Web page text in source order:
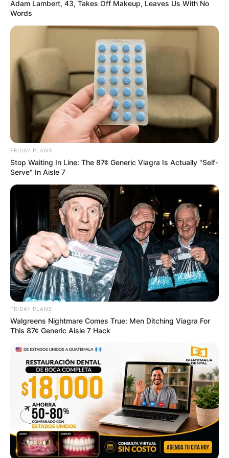
The Way You Sit Could Expose Your True Personality
BRAINBERRIES
8 Movies Based On Real Stories That Give Us
Shivers
BRAINBERRIES
Tropes Hollywood Invented That Have Nothing To Do
With Reality
Adam Lambert, 43, Takes Off Makeup, Leaves Us With No
Words
FRIDAY PLANS
Stop Waiting In Line: The 87¢ Generic Viagra Is Actually "Self-
Serve" In Aisle 7
FRIDAY PLANS
Walgreens Nightmare Comes True: Men Ditching Viagra For
This 87¢ Generic Aisle 7 Hack